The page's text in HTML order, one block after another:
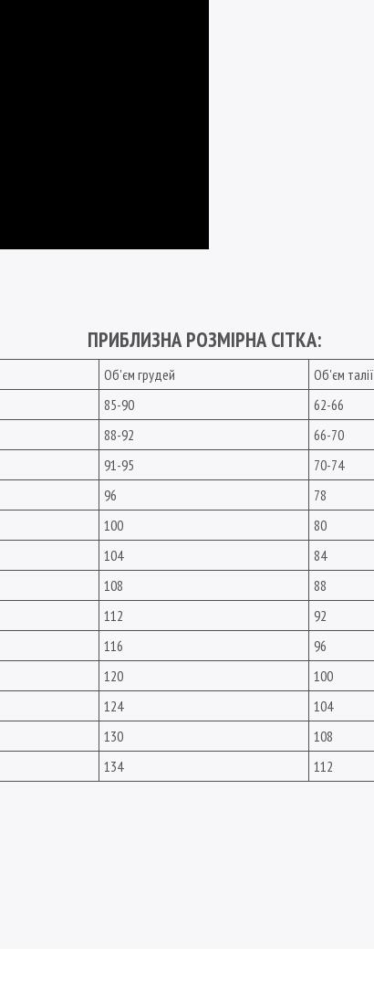
ПРИБЛИЗНА РОЗМІРНА СІТКА:
Об'єм грудей Об'єм талії
85-90
62-66
88-92
66-70
91-95
70-74
96
78
100
80
104
84
108
88
112
92
116
96
120
100
124
104
130
108
134
112